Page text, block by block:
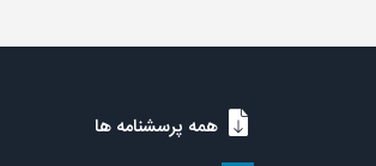
همه پرسشنامه ها